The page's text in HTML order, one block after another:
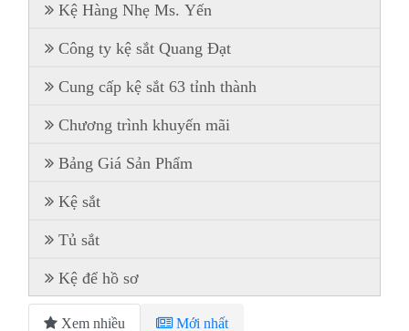
Kệ Hàng Nhẹ Ms. Yến
Công ty kệ sắt Quang Đạt
Cung cấp kệ sắt 63 tỉnh thành
Chương trình khuyến mãi
Bảng Giá Sản Phẩm
Kệ sắt
Tủ sắt
Kệ để hồ sơ
Xem nhiều Mới nhất